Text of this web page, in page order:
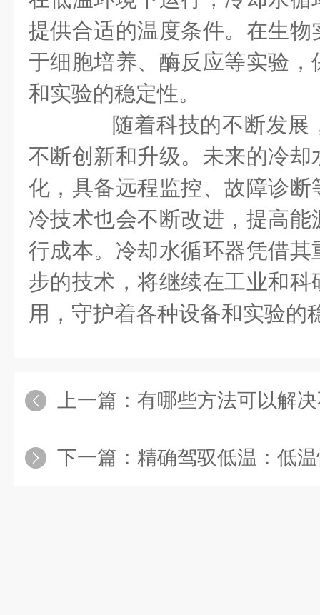
提供合适的温度条件。在生
于细胞培养、酶反应等实验
和实验的稳定性。
随着科技的不断发展
不断创新和升级。未来的冷
化，具备远程监控、故障诊
冷技术也会不断改进，提高
行成本。冷却水循环器凭借
步的技术，将继续在工业和
用，守护着各种设备和实验的
上一篇： 有哪些方法可以解
下一篇： 精确驾驭低温：低温恒温